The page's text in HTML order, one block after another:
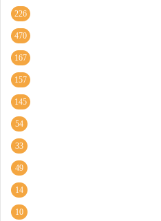
226
470
167
157
145
54
33
49
14
10